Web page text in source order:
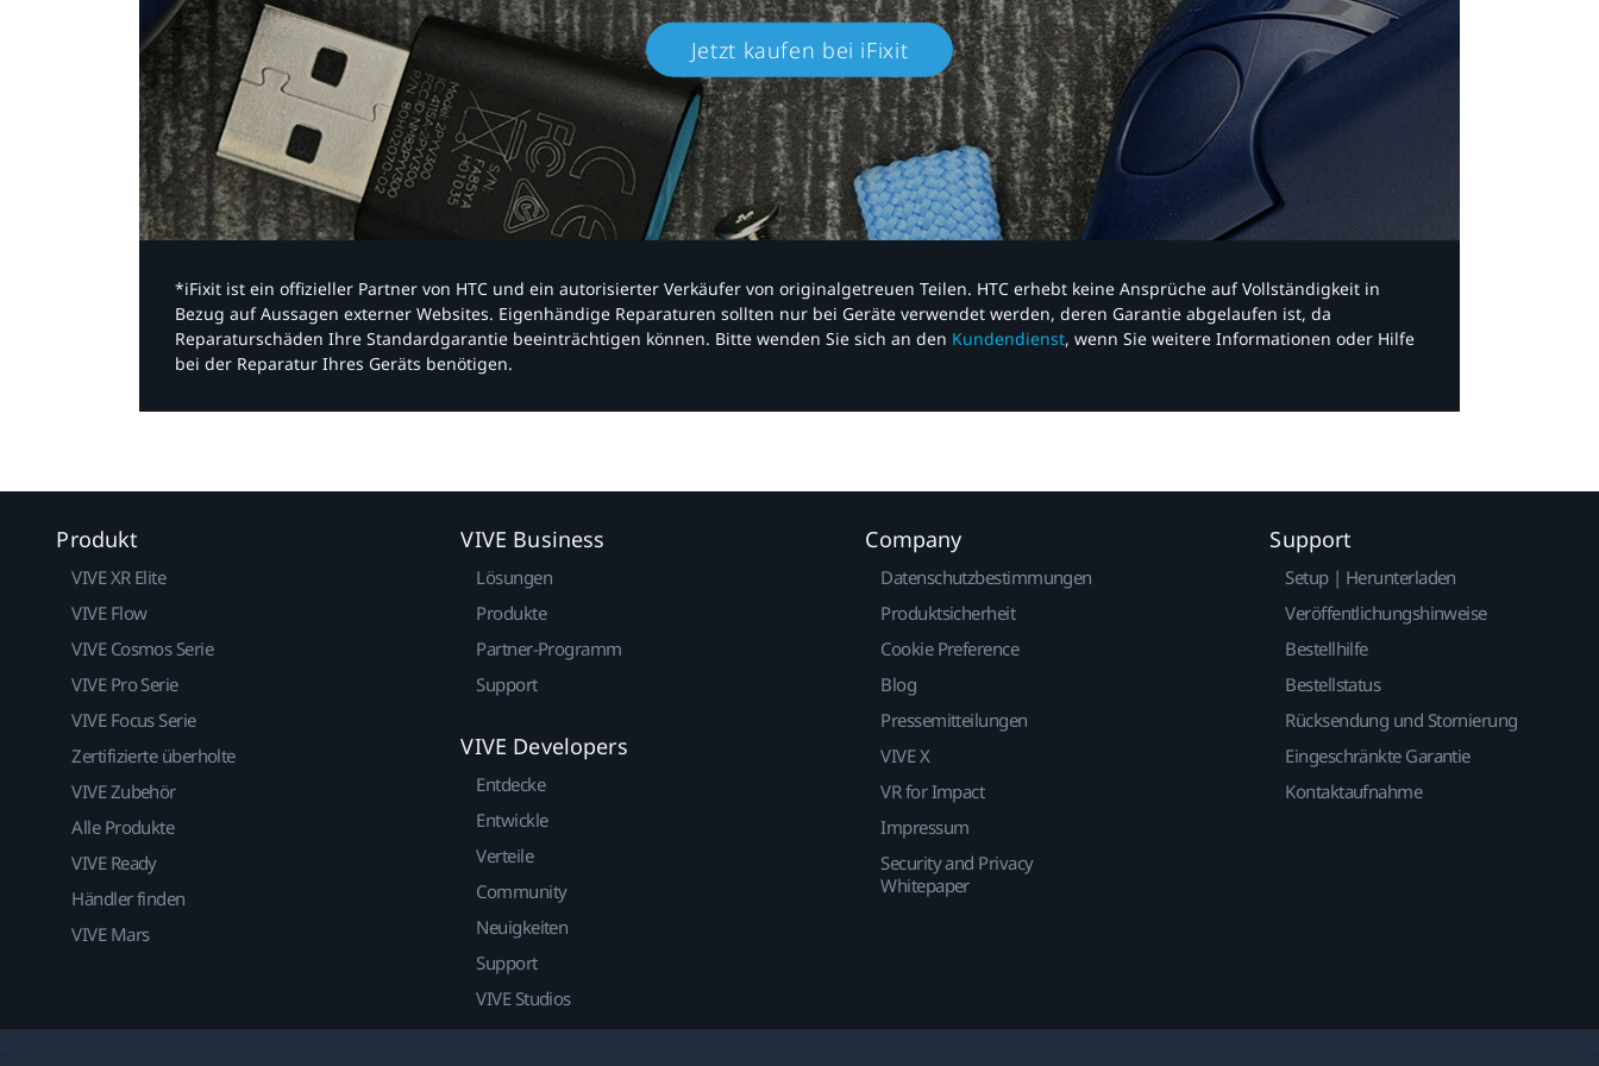
Jetzt kaufen bei iFixit​
*iFixit ist ein offizieller Partner von HTC und ein autorisierter Verkäufer von originalgetreuen Teilen. HTC erhebt keine Ansprüche auf Vollständigkeit in
Bezug auf Aussagen externer Websites. Eigenhändige Reparaturen sollten nur bei Geräte verwendet werden, deren Garantie abgelaufen ist, da
Reparaturschäden Ihre Standardgarantie beeinträchtigen können. Bitte wenden Sie sich an den Kundendienst, wenn Sie weitere Informationen oder Hilfe
bei der Reparatur Ihres Geräts benötigen.​
Produkt
VIVE XR Elite
VIVE Flow
VIVE Cosmos Serie
VIVE Pro Serie
VIVE Focus Serie
Zertifizierte überholte
VIVE Zubehör
Alle Produkte
VIVE Ready
Händler finden
VIVE Mars
VIVE Business
Lösungen
Produkte
Partner-Programm
Support
VIVE Developers
Entdecke
Entwickle
Verteile
Community
Neuigkeiten
Support
VIVE Studios
Company
Datenschutzbestimmungen
Produktsicherheit
Cookie Preference
Blog
Pressemitteilungen
VIVE X
VR for Impact
Impressum
Security and Privacy
Whitepaper
Support
Setup | Herunterladen
Veröffentlichungshinweise
Bestellhilfe
Bestellstatus
Rücksendung und Stornierung
Eingeschränkte Garantie
Kontaktaufnahme